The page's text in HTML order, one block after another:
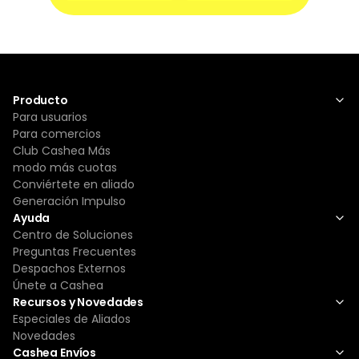
entrega quienes deben cumplir con las
Producto
Para usuarios
Para comercios
Club Cashea Más
modo más cuotas
Conviértete en aliado
Generación Impulso
Ayuda
Centro de Soluciones
Preguntas Frecuentes
Despachos Externos
Únete a Cashea
Recursos y Novedades
Especiales de Aliados
Novedades
Cashea Envíos